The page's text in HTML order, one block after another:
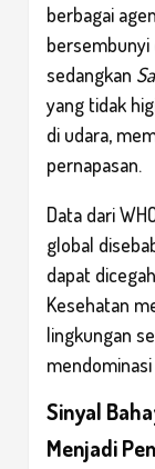
berbagai
bersembunyi
sedangkan
yang tidak
di udara,
pernapasan.
Data dari
global
dapat
Kesehatan
lingkungan
Sinyal
Menjadi